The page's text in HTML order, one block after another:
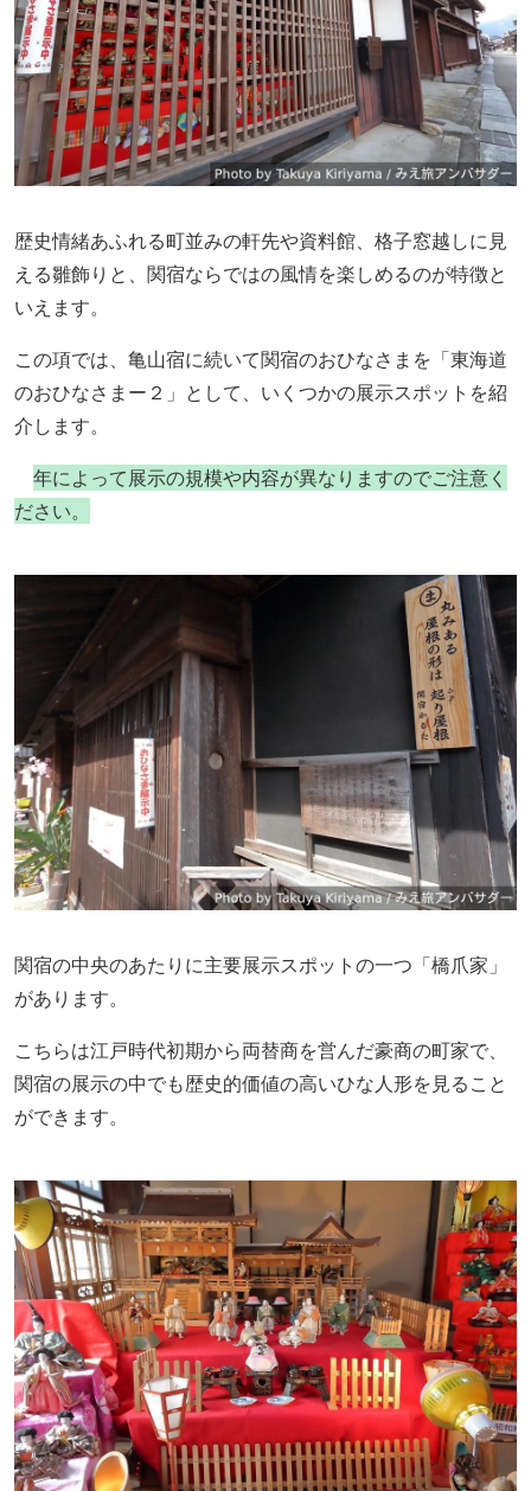
歴史情緒あふれる町並みの軒先や資料館、格子窓越しに見
える雛飾りと、関宿ならではの風情を楽しめるのが特徴と
いえます。
この項では、亀山宿に続いて関宿のおひなさまを「東海道
のおひなさまー２」として、いくつかの展示スポットを紹
介します。
年によって展示の規模や内容が異なりますのでご注意く
ださい。
関宿の中央のあたりに主要展示スポットの一つ「橋爪家」
があります。
こちらは江戸時代初期から両替商を営んだ豪商の町家で、
関宿の展示の中でも歴史的価値の高いひな人形を見ること
ができます。